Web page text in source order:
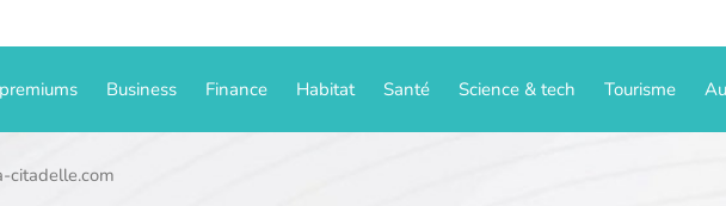
Business Finance Habitat Santé Science & tech Tourisme
citadelle.com